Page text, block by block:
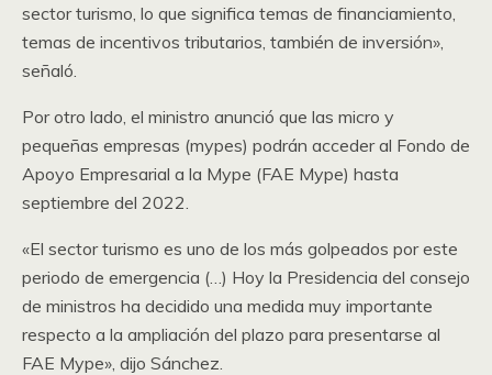
sector turismo, lo que significa temas de financiamiento,
temas de incentivos tributarios, también de inversión»,
señaló.
Por otro lado, el ministro anunció que las micro y
pequeñas empresas (mypes) podrán acceder al Fondo de
Apoyo Empresarial a la Mype (FAE Mype) hasta
septiembre del 2022.
«El sector turismo es uno de los más golpeados por este
periodo de emergencia (…) Hoy la Presidencia del consejo
de ministros ha decidido una medida muy importante
respecto a la ampliación del plazo para presentarse al
FAE Mype», dijo Sánchez.